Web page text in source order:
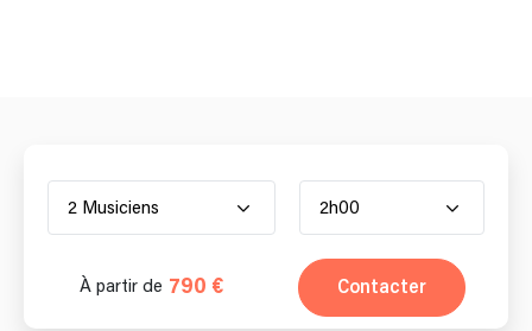
2 Musiciens 2h00
À partir de 790 € Contacter